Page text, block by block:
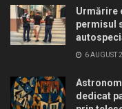
Urmărire
permisul
6 AUGUST
dedicat